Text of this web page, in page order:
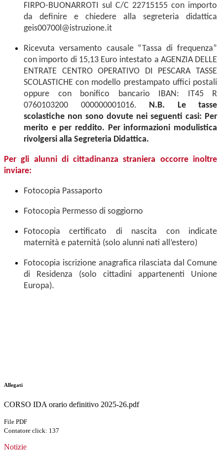
FIRPO-BUONARROTI sul C/C 22715155 con importo
da definire e chiedere alla segreteria didattica
geis00700l@istruzione.it
Ricevuta versamento causale “Tassa di frequenza”
con importo di 15,13 Euro intestato a AGENZIA DELLE
ENTRATE CENTRO OPERATIVO DI PESCARA TASSE
SCOLASTICHE con modello prestampato uffici postali
oppure con bonifico bancario IBAN: IT45 R
0760103200 000000001016. N.B. Le tasse
scolastiche non sono dovute nei seguenti casi: Per
merito e per reddito. Per informazioni modulistica
rivolgersi alla Segreteria Didattica.
Per gli alunni di cittadinanza straniera occorre inoltre
inviare:
Fotocopia Passaporto
Fotocopia Permesso di soggiorno
Fotocopia certificato di nascita con indicate
maternità e paternità (solo alunni nati all’estero)
Fotocopia iscrizione anagrafica rilasciata dal Comune
di Residenza (solo cittadini appartenenti Unione
Europa).
Allegati
CORSO IDA orario definitivo 2025-26.pdf
File PDF
Contatore click: 137
Notizie